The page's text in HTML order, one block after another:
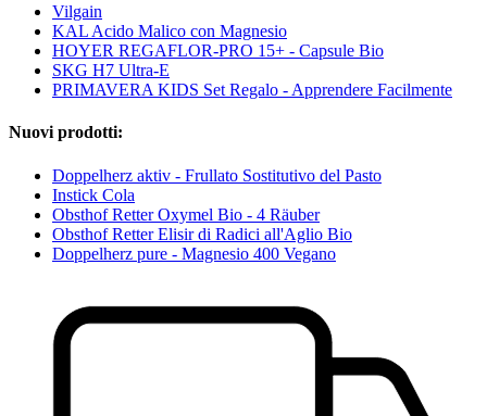
Vilgain
KAL Acido Malico con Magnesio
HOYER REGAFLOR-PRO 15+ - Capsule Bio
SKG H7 Ultra-E
PRIMAVERA KIDS Set Regalo - Apprendere Facilmente
Nuovi prodotti:
Doppelherz aktiv - Frullato Sostitutivo del Pasto
Instick Cola
Obsthof Retter Oxymel Bio - 4 Räuber
Obsthof Retter Elisir di Radici all'Aglio Bio
Doppelherz pure - Magnesio 400 Vegano